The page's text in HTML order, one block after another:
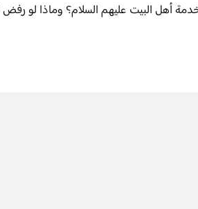
أهل البيت عليهم السلام؟ وماذا لو رفض